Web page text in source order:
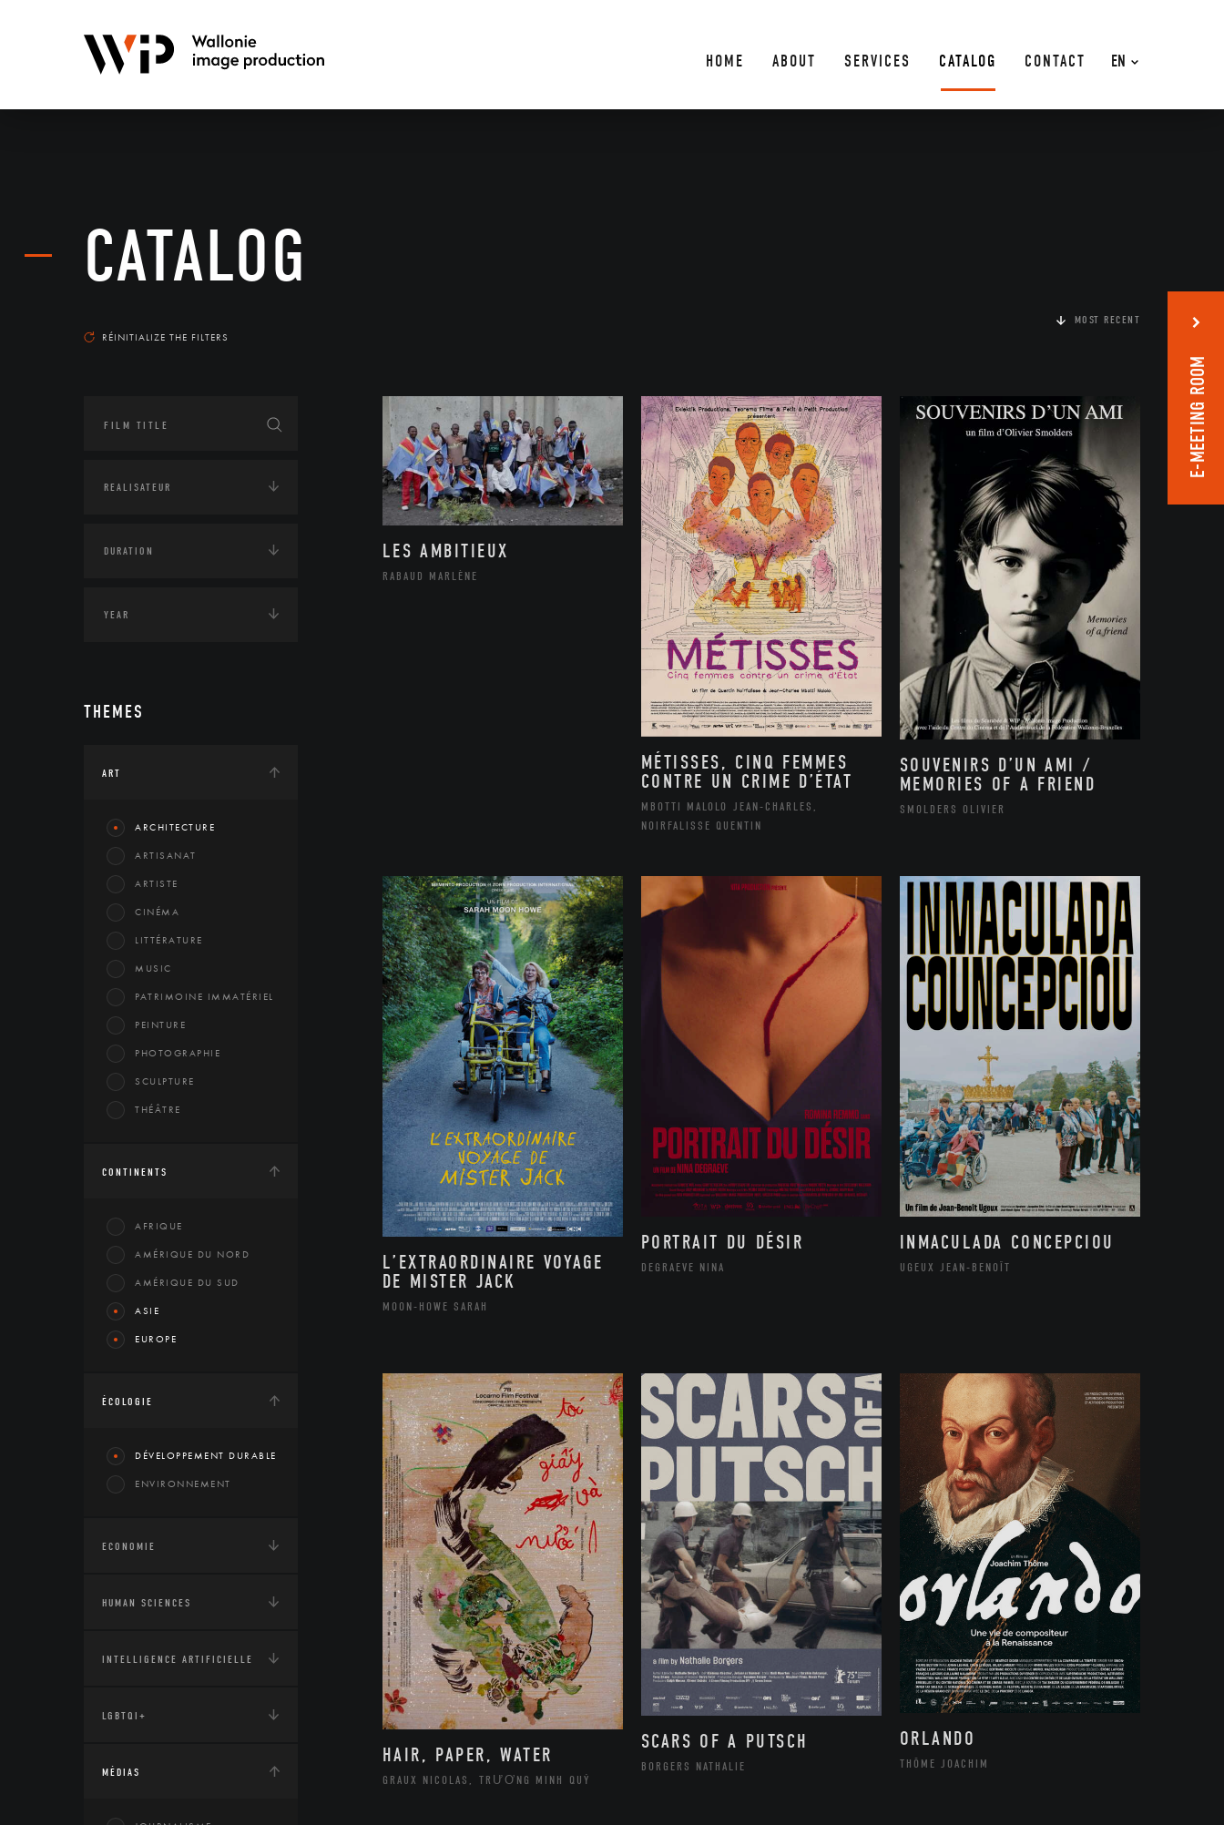
EN
HOME ABOUT SERVICES CATALOG CONTACT
CATALOG
RÉINITIALIZE THE FILTERS
THEMES
ART
ARCHITECTURE
ARTISANAT
ARTISTE
CINÉMA
LITTÉRATURE
MUSIC
PATRIMOINE IMMATÉRIEL
PEINTURE
PHOTOGRAPHIE
SCULPTURE
THÉÂTRE
CONTINENTS
AFRIQUE
AMÉRIQUE DU NORD
AMÉRIQUE DU SUD
ASIE
EUROPE
ÉCOLOGIE
DÉVELOPPEMENT DURABLE
ENVIRONNEMENT
ECONOMIE
HUMAN SCIENCES
INTELLIGENCE ARTIFICIELLE
LGBTQI+
MÉDIAS
MOST RECENT
LES AMBITIEUX
RABAUD MARLÈNE
MÉTISSES, CINQ FEMMES
CONTRE UN CRIME D’ÉTAT
MBOTTI MALOLO JEAN-CHARLES,
NOIRFALISSE QUENTIN
SOUVENIRS D’UN AMI /
MEMORIES OF A FRIEND
SMOLDERS OLIVIER
L’EXTRAORDINAIRE VOYAGE
DE MISTER JACK
MOON-HOWE SARAH
PORTRAIT DU DÉSIR
DEGRAEVE NINA
INMACULADA CONCEPCIOU
UGEUX JEAN-BENOÎT
HAIR, PAPER, WATER
GRAUX NICOLAS, TRƯƠNG MINH QUÝ
SCARS OF A PUTSCH
BORGERS NATHALIE
ORLANDO
THÔME JOACHIM
E-MEETING ROOM